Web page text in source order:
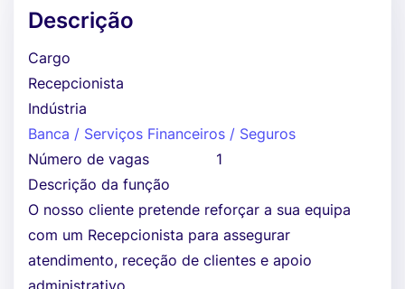
Descrição
Cargo
Recepcionista
Indústria
Banca / Serviços Financeiros / Seguros
Número de vagas
1
Descrição da função
O nosso cliente pretende reforçar a sua equipa
com um Recepcionista para assegurar
atendimento, receção de clientes e apoio
administrativo.